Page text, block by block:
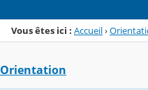
Vous êtes ici : Accueil›
Orientation